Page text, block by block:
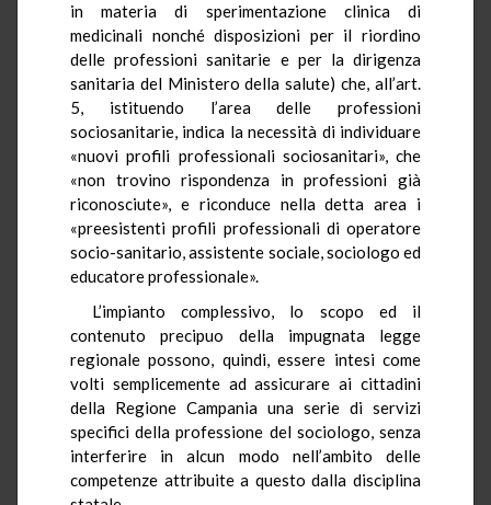
in materia di sperimentazione clinica di
medicinali nonché disposizioni per il riordino
delle professioni sanitarie e per la dirigenza
sanitaria del Ministero della salute) che, all’art.
5, istituendo l’area delle professioni
sociosanitarie, indica la necessità di individuare
«nuovi profili professionali sociosanitari», che
«non trovino rispondenza in professioni già
riconosciute», e riconduce nella detta area i
«preesistenti profili professionali di operatore
socio-sanitario, assistente sociale, sociologo ed
educatore professionale».
L’impianto complessivo, lo scopo ed il
contenuto precipuo della impugnata legge
regionale possono, quindi, essere intesi come
volti semplicemente ad assicurare ai cittadini
della Regione Campania una serie di servizi
specifici della professione del sociologo, senza
interferire in alcun modo nell’ambito delle
competenze attribuite a questo dalla disciplina